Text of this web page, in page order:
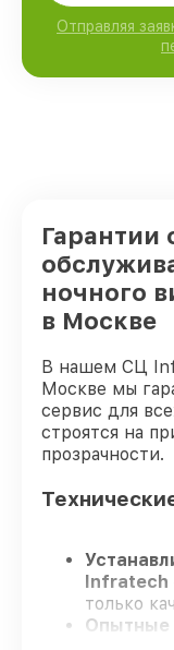
Отправляя
Гарантии
ночного
в Москве
В нашем СЦ
Москве мы
сервис для
строятся на
прозрачности.
Infratech
только
Опытные